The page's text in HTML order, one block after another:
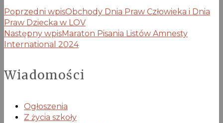
Poprzedni wpisObchody Dnia Praw Człowieka i Dnia
Praw Dziecka w LOV
Następny wpisMaraton Pisania Listów Amnesty
International 2024
Wiadomości
Ogłoszenia
Z życia szkoły